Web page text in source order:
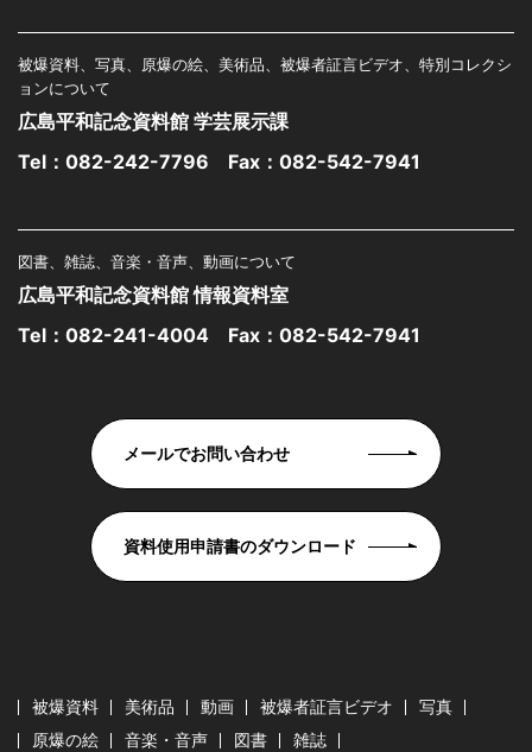
被爆資料、写真、原爆の絵、美術品、被爆者証言ビデオ、特別コレクシ
ョンについて
広島平和記念資料館 学芸展示課
Tel： 082-242-7796 Fax：082-542-7941
図書、雑誌、音楽・音声、動画について
広島平和記念資料館 情報資料室
Tel： 082-241-4004 Fax：082-542-7941
メールでお問い合わせ
資料使用申請書のダウンロード
被爆資料 美術品 動画 被爆者証言ビデオ
写真
原爆の絵
音楽・音声 図書 雑誌